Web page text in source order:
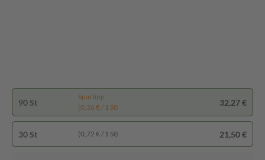
90 St
Spartipp
(0,36 € / 1 St)
32,27 €
30 St (0,72 € / 1 St) 21,50 €